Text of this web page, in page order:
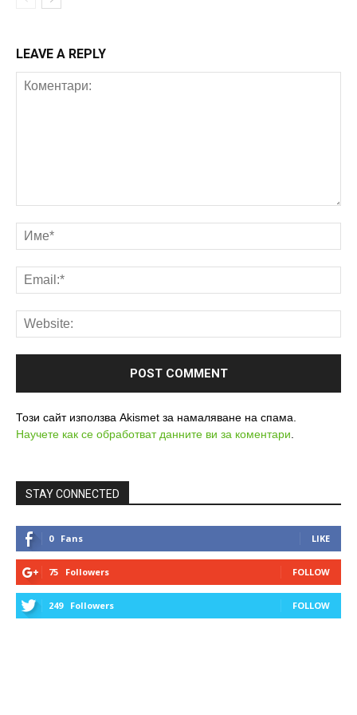
LEAVE A REPLY
Този сайт използва Akismet за намаляване на спама.
Научете как се обработват данните ви за коментари.
STAY CONNECTED
0 Fans LIKE
75 Followers FOLLOW
249 Followers FOLLOW